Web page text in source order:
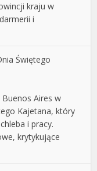
kraju w
i
Świętego
Buenos Aires w
Kajetana, który
i pracy.
krytykujące